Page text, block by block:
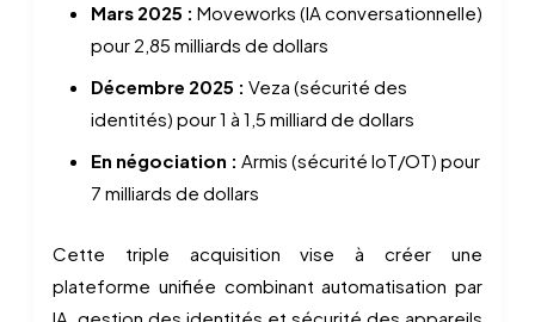
Mars 2025 : Moveworks (IA conversationnelle)
pour 2,85 milliards de dollars
Décembre 2025 : Veza (sécurité des
identités) pour 1 à 1,5 milliard de dollars
En négociation : Armis (sécurité IoT/OT) pour
7 milliards de dollars
Cette triple acquisition vise à créer une
plateforme unifiée combinant automatisation par